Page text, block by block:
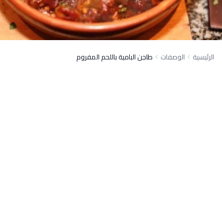
الرئيسية الوصفات طاجن البامية باللحم المفروم